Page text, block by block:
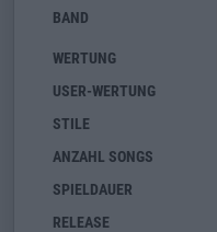
BAND
WERTUNG
USER-WERTUNG
STILE
ANZAHL SONGS
SPIELDAUER
RELEASE